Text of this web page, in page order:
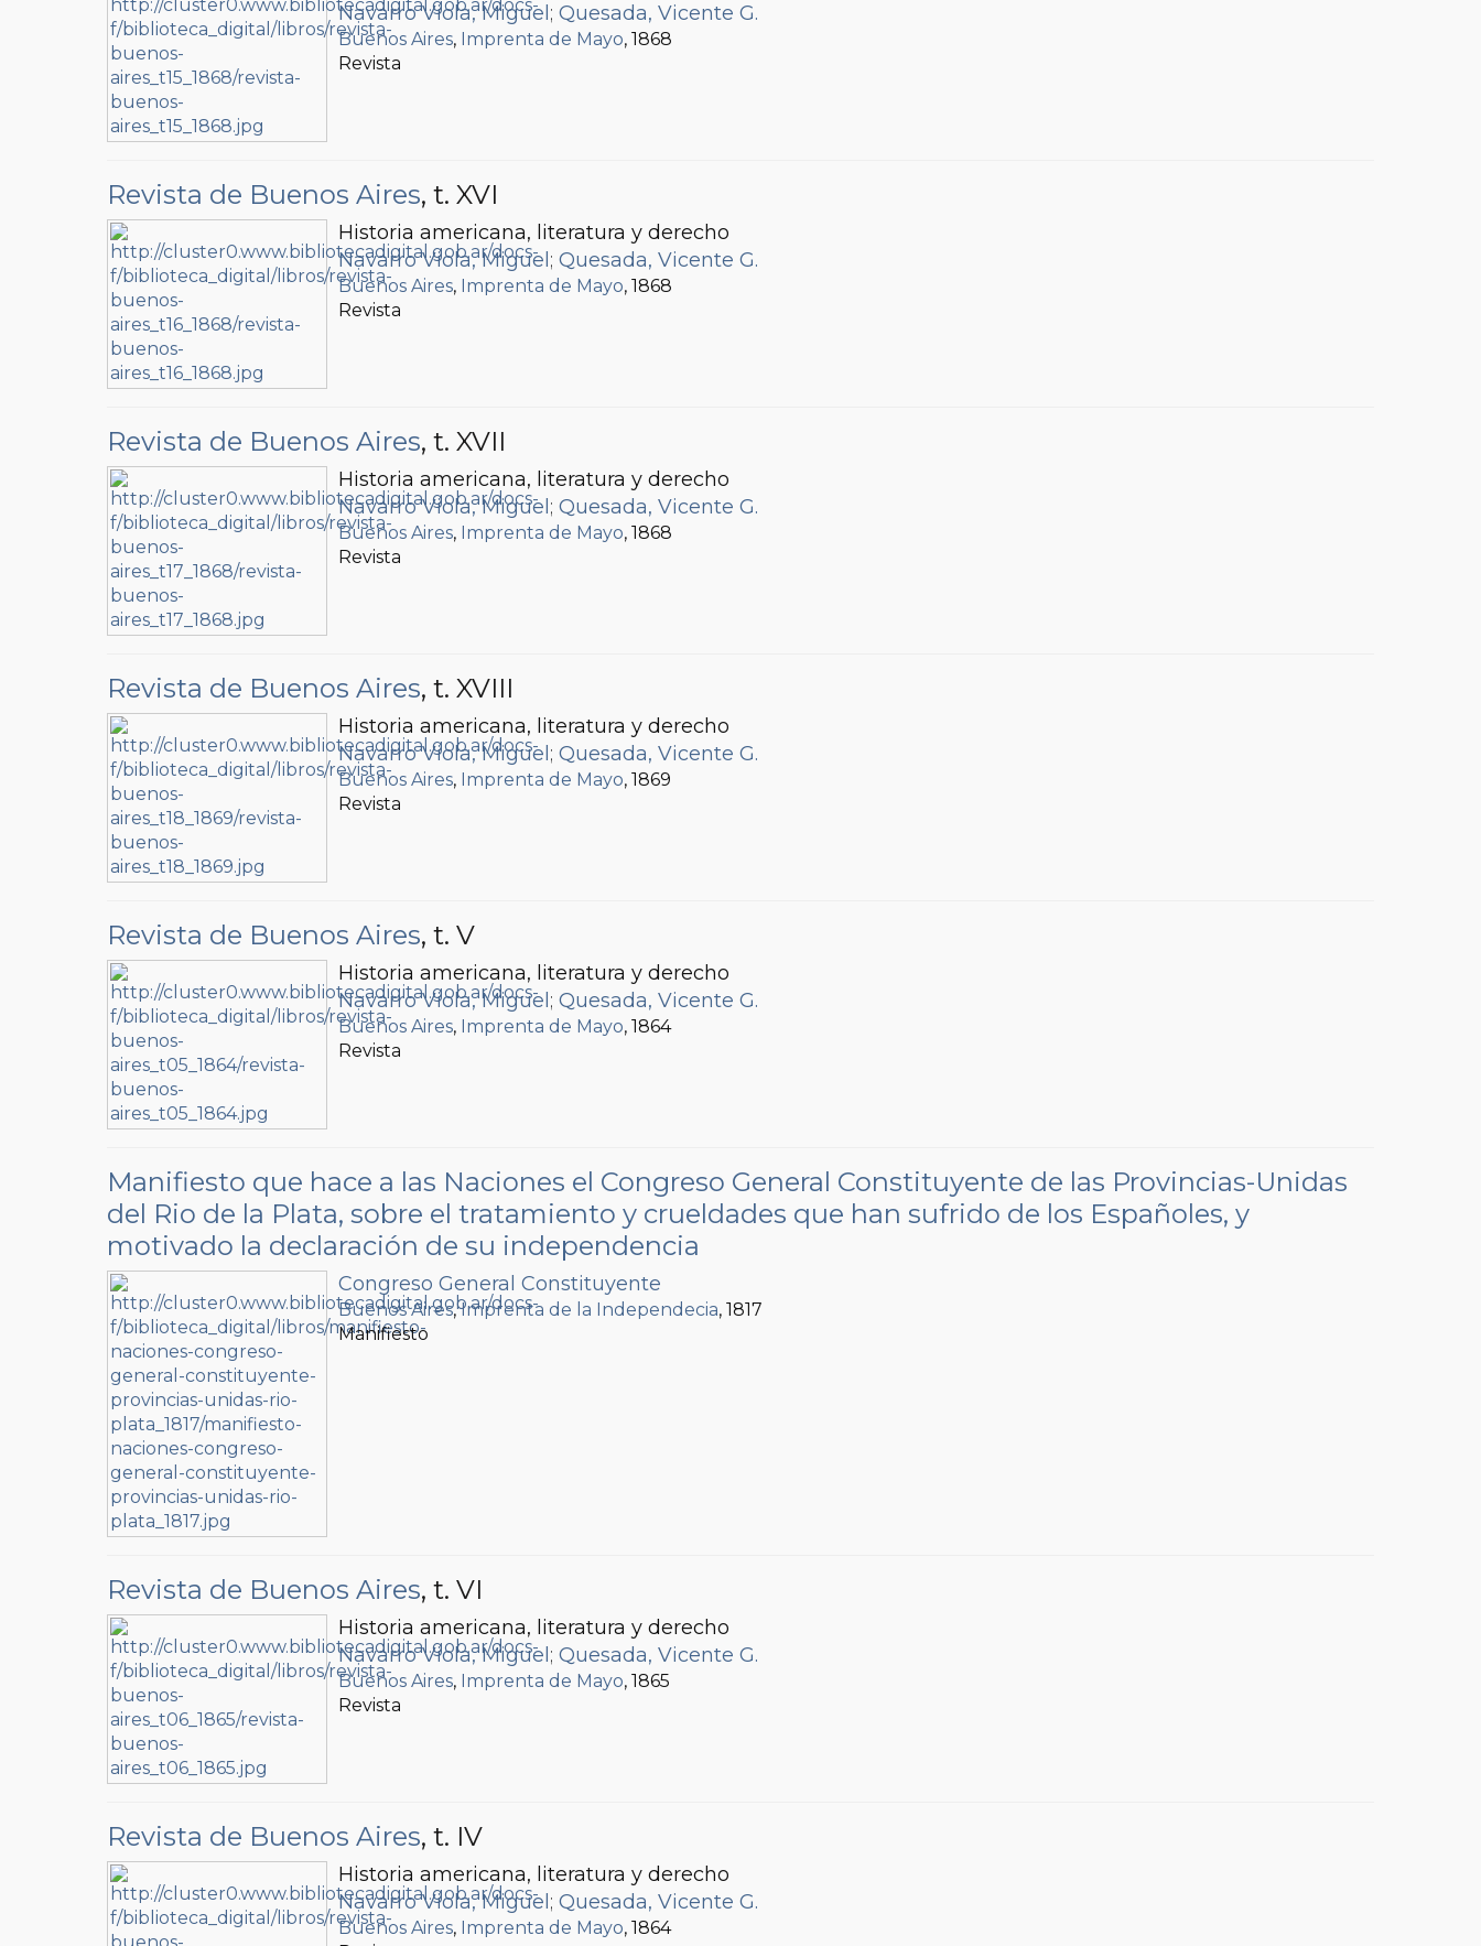
Navarro Viola, Miguel ; Quesada, Vicente G.
Buenos Aires, Imprenta de Mayo, 1868
Revista
Revista de Buenos Aires, t. XVI
Historia americana, literatura y derecho
Navarro Viola, Miguel ; Quesada, Vicente G.
Buenos Aires, Imprenta de Mayo, 1868
Revista
Revista de Buenos Aires, t. XVII
Historia americana, literatura y derecho
Navarro Viola, Miguel ; Quesada, Vicente G.
Buenos Aires, Imprenta de Mayo, 1868
Revista
Revista de Buenos Aires, t. XVIII
Historia americana, literatura y derecho
Navarro Viola, Miguel ; Quesada, Vicente G.
Buenos Aires, Imprenta de Mayo, 1869
Revista
Revista de Buenos Aires, t. V
Historia americana, literatura y derecho
Navarro Viola, Miguel ; Quesada, Vicente G.
Buenos Aires, Imprenta de Mayo, 1864
Revista
Manifiesto que hace a las Naciones el Congreso General Constituyente de las Provincias-Unidas
del Rio de la Plata, sobre el tratamiento y crueldades que han sufrido de los Españoles, y
motivado la declaración de su independencia
Congreso General Constituyente
Buenos Aires,Imprenta de la Independecia, 1817
Manifiesto
Revista de Buenos Aires, t. VI
Historia americana, literatura y derecho
Navarro Viola, Miguel ; Quesada, Vicente G.
Buenos Aires, Imprenta de Mayo, 1865
Revista
Revista de Buenos Aires, t. IV
Historia americana, literatura y derecho
Navarro Viola, Miguel ; Quesada, Vicente G.
Buenos Aires, Imprenta de Mayo, 1864